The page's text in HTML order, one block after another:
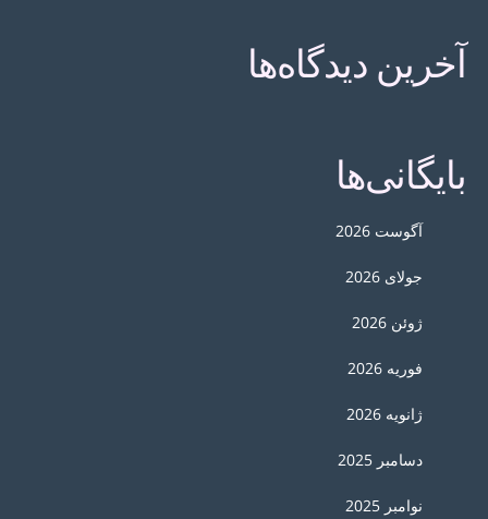
آخرین دیدگاه‌ها
بایگانی‌ها
آگوست 2026
جولای 2026
ژوئن 2026
فوریه 2026
ژانویه 2026
دسامبر 2025
نوامبر 2025